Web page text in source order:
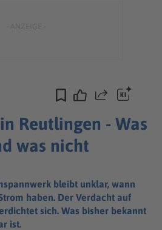
Teilen
Reutlingen - Was
was nicht
bleibt unklar, wann
haben. Der Verdacht auf
sich. Was bisher bekannt
ist.